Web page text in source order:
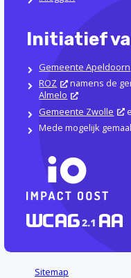
Initiatief
Gemeente Apeldoorn
ROZ
namens de
Almelo
Gemeente Zwolle
Mede mogelijk
Sitemap